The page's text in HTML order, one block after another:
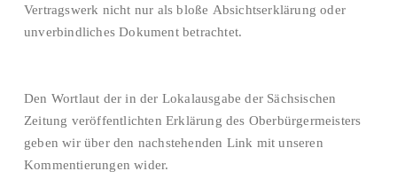
Vertragswerk nicht nur als bloße Absichtserklärung oder
unverbindliches Dokument betrachtet.
Den Wortlaut der in der Lokalausgabe der Sächsischen
Zeitung veröffentlichten Erklärung des Oberbürgermeisters
geben wir über den nachstehenden Link mit unseren
Kommentierungen wider.